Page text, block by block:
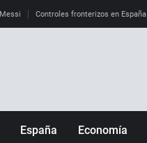
Controles fronterizos en España
España Economía